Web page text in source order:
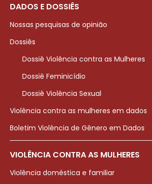
DADOS E DOSSIÊS
Nossas pesquisas de opinião
Dossiês
Dossiê Violência contra as Mulheres
Dossiê Feminicídio
Dossiê Violência Sexual
Violência contra as mulheres em dados
Boletim Violência de Gênero em Dados
VIOLÊNCIA CONTRA AS MULHERES
Violência doméstica e familiar